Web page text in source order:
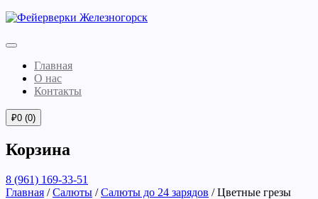
Главная
О нас
Контакты
₽0 (0)
Корзина
8 (961) 169-33-51
Главная /Салюты /Салюты до 24 зарядов / Цветные грезы